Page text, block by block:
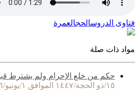
فتاوى الدروسالحجالعمرة
مواد ذات صلة
حكم من خلع الإحرام ولم يشترط
١٥/ذو الحجة/١٤٤٧ الموافق ١/يونيو/٢٠٢٦